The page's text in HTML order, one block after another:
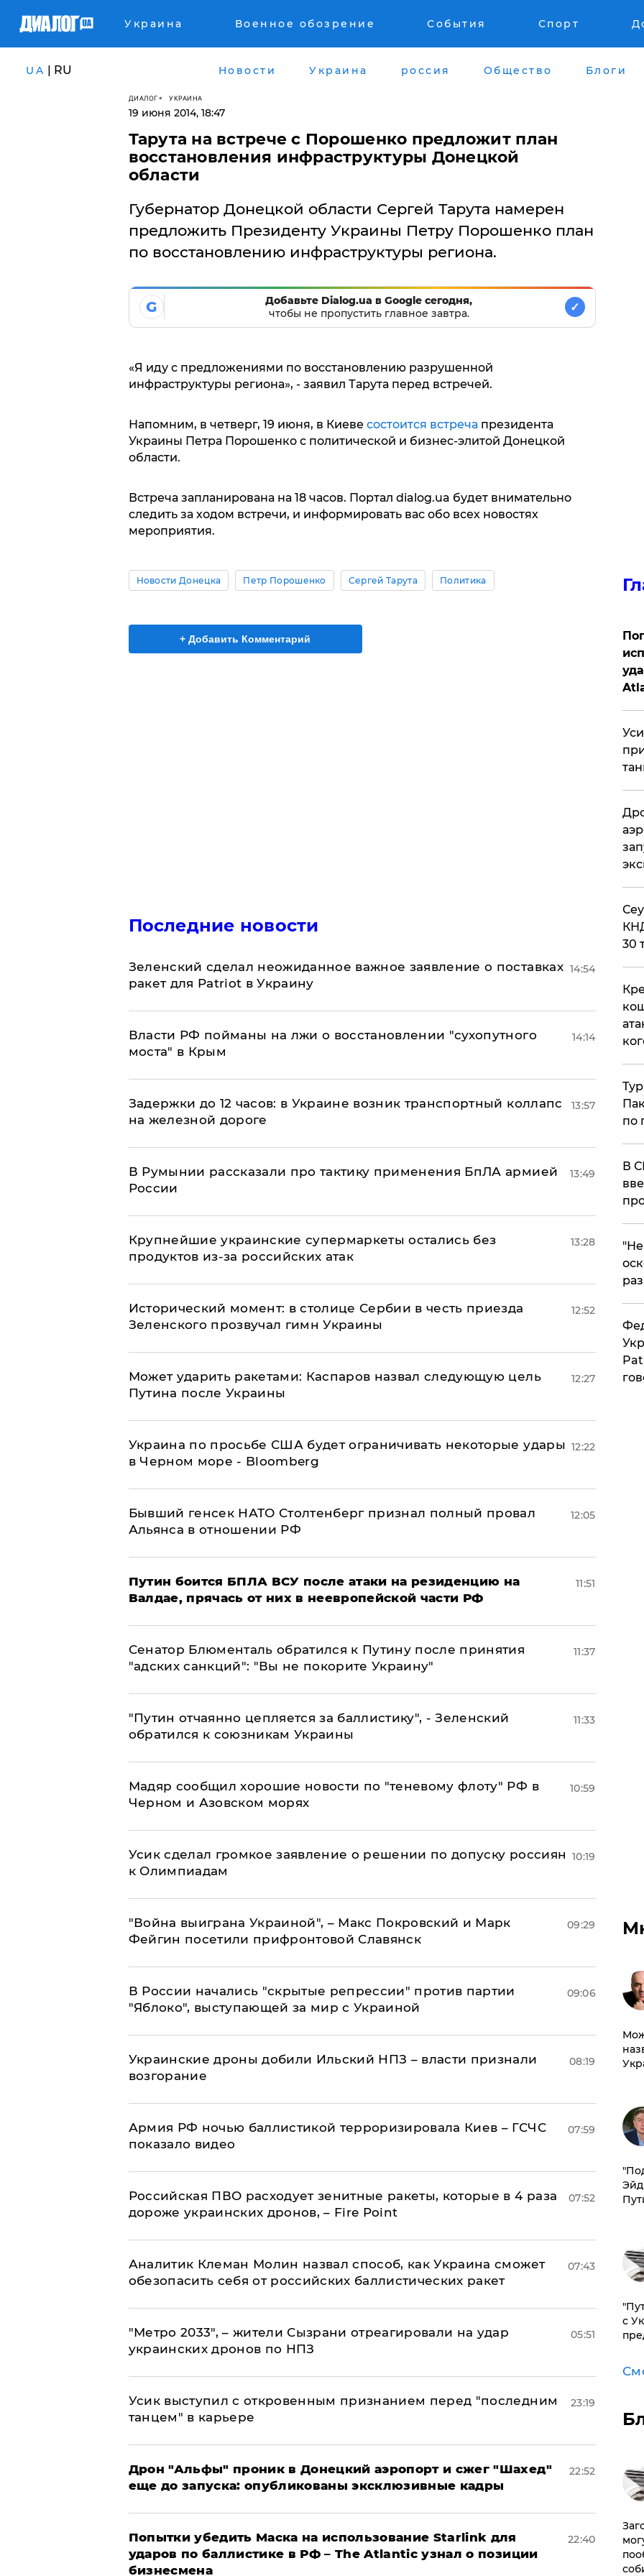
Украина Военное обозрение События Спорт
UA | RU Новости Украина россия Общество Блоги
ДИАЛОГ УКРАИНА
19 июня 2014, 18:47
Тарута на встрече с Порошенко предложит план
восстановления инфраструктуры Донецкой
области
Губернатор Донецкой области Сергей Тарута намерен
предложить Президенту Украины Петру Порошенко план
по восстановлению инфраструктуры региона.
G
Добавьте Dialog.ua в Google сегодня,
чтобы не пропустить главное завтра.
✓
«Я иду с предложениями по восстановлению разрушенной
инфраструктуры региона», - заявил Тарута перед встречей.
Напомним, в четверг, 19 июня, в Киеве состоится встреча президента
Украины Петра Порошенко с политической и бизнес-элитой Донецкой
области.
Встреча запланирована на 18 часов. Портал dialog.ua будет внимательно
следить за ходом встречи, и информировать вас обо всех новостях
мероприятия.
Новости Донецка Петр Порошенко Сергей Тарута Политика
+ Добавить Комментарий
Последние новости
Зеленский сделал неожиданное важное заявление о поставках
ракет для Patriot в Украину
14:54
Власти РФ пойманы на лжи о восстановлении "сухопутного
моста" в Крым
14:14
Задержки до 12 часов: в Украине возник транспортный коллапс
на железной дороге
13:57
В Румынии рассказали про тактику применения БпЛА армией
России
13:49
Крупнейшие украинские супермаркеты остались без
продуктов из-за российских атак
13:28
Исторический момент: в столице Сербии в честь приезда
Зеленского прозвучал гимн Украины
12:52
Может ударить ракетами: Каспаров назвал следующую цель
Путина после Украины
12:27
Украина по просьбе США будет ограничивать некоторые удары
в Черном море - Bloomberg
12:22
Бывший генсек НАТО Столтенберг признал полный провал
Альянса в отношении РФ
12:05
Путин боится БПЛА ВСУ после атаки на резиденцию на
Валдае, прячась от них в неевропейской части РФ
11:51
Сенатор Блюменталь обратился к Путину после принятия
"адских санкций": "Вы не покорите Украину"
11:37
"Путин отчаянно цепляется за баллистику", - Зеленский
обратился к союзникам Украины
11:33
Мадяр сообщил хорошие новости по "теневому флоту" РФ в
Черном и Азовском морях
10:59
Усик сделал громкое заявление о решении по допуску россиян
к Олимпиадам
10:19
"Война выиграна Украиной", – Макс Покровский и Марк
Фейгин посетили прифронтовой Славянск
09:29
В России начались "скрытые репрессии" против партии
"Яблоко", выступающей за мир с Украиной
09:06
Украинские дроны добили Ильский НПЗ – власти признали
возгорание
08:19
Армия РФ ночью баллистикой терроризировала Киев – ГСЧС
показало видео
07:59
Российская ПВО расходует зенитные ракеты, которые в 4 раза
дороже украинских дронов, – Fire Point
07:52
Аналитик Клеман Молин назвал способ, как Украина сможет
обезопасить себя от российских баллистических ракет
07:43
"Метро 2033", – жители Сызрани отреагировали на удар
украинских дронов по НПЗ
05:51
Усик выступил с откровенным признанием перед "последним
танцем" в карьере
23:19
Дрон "Альфы" проник в Донецкий аэропорт и сжег "Шахед"
еще до запуска: опубликованы эксклюзивные кадры
22:52
Попытки убедить Маска на использование Starlink для
ударов по баллистике в РФ – The Atlantic узнал о позиции
бизнесмена
22:40
30
по
В
с